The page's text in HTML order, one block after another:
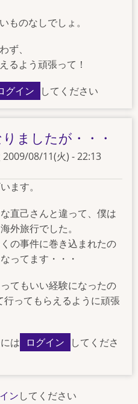
ものなしでしょ。
ず、
るよう頑張って！
グイン してください
ましたが・・・
2009/08/11(火) - 22:13
ます。
直己さんと違って、僕は
外旅行でした。
の事件に巻き込まれたの
ってます・・・
てもいい経験になったの
ってもらえるように頑張
は ログイン
してくださ
ンしてください